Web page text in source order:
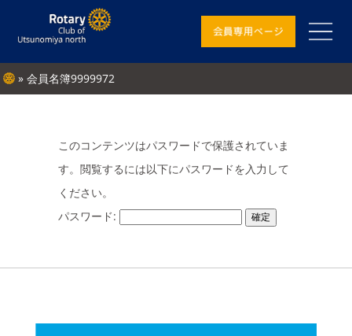
» 会員名簿9999972
このコンテンツはパスワードで保護されていま
す。閲覧するには以下にパスワードを入力して
ください。
パスワード: